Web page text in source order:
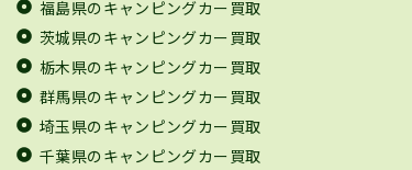
福島県のキャンピングカー買取
茨城県のキャンピングカー買取
栃木県のキャンピングカー買取
群馬県のキャンピングカー買取
埼玉県のキャンピングカー買取
千葉県のキャンピングカー買取